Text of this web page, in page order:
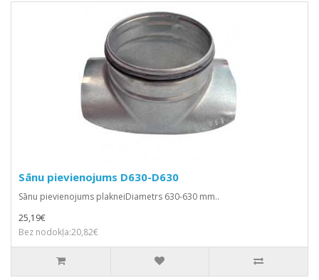
Sānu pievienojums D630-D630
Sānu pievienojums plakneiDiametrs 630-630 mm..
25,19€
Bez nodokļa:20,82€